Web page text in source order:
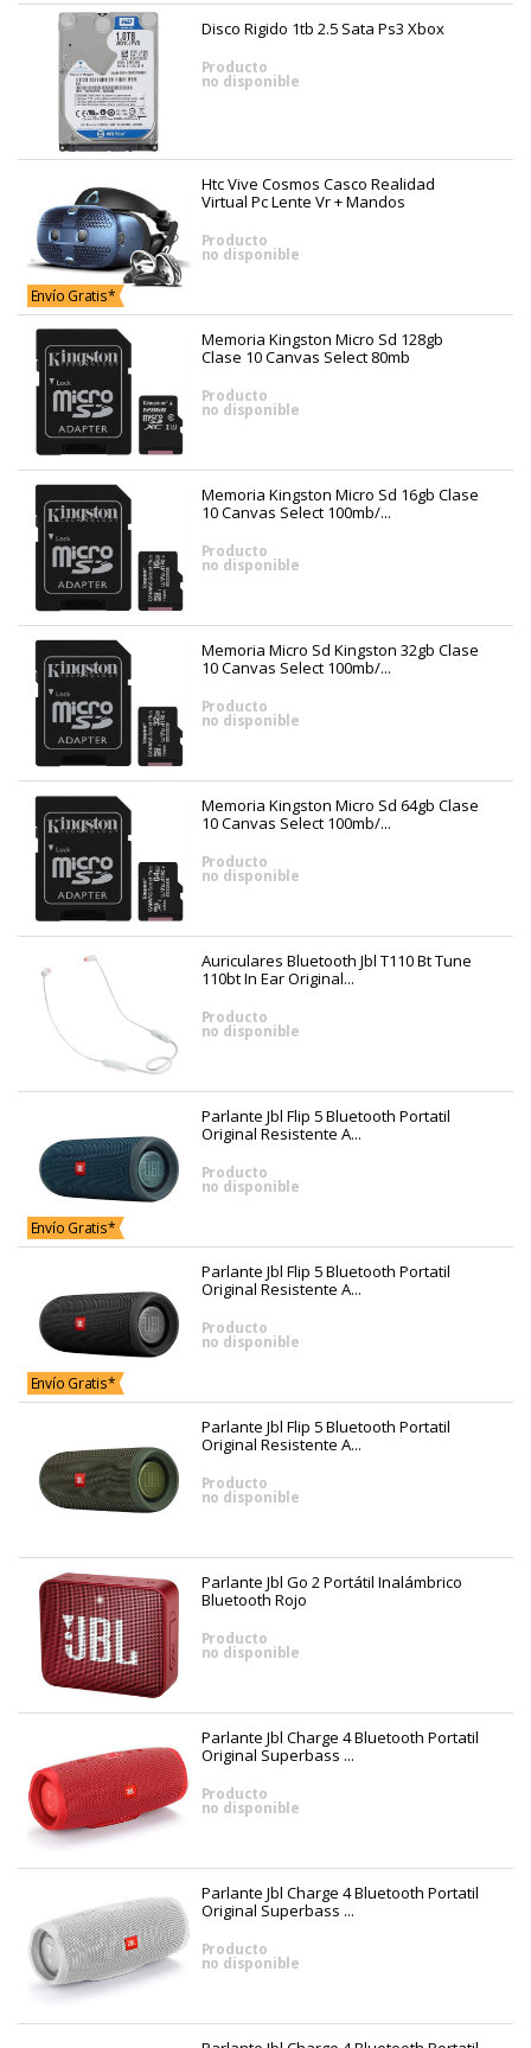
Disco Rigido 1tb 2.5 Sata Ps3 Xbox
Producto
no disponible
Envío Gratis*
Htc Vive Cosmos Casco Realidad
Virtual Pc Lente Vr + Mandos
Producto
no disponible
Memoria Kingston Micro Sd 128gb
Clase 10 Canvas Select 80mb
Producto
no disponible
Memoria Kingston Micro Sd 16gb Clase
10 Canvas Select 100mb/...
Producto
no disponible
Memoria Micro Sd Kingston 32gb Clase
10 Canvas Select 100mb/...
Producto
no disponible
Memoria Kingston Micro Sd 64gb Clase
10 Canvas Select 100mb/...
Producto
no disponible
Auriculares Bluetooth Jbl T110 Bt Tune
110bt In Ear Original...
Producto
no disponible
Envío Gratis*
Parlante Jbl Flip 5 Bluetooth Portatil
Original Resistente A...
Producto
no disponible
Envío Gratis*
Parlante Jbl Flip 5 Bluetooth Portatil
Original Resistente A...
Producto
no disponible
Parlante Jbl Flip 5 Bluetooth Portatil
Original Resistente A...
Producto
no disponible
Parlante Jbl Go 2 Portátil Inalámbrico
Bluetooth Rojo
Producto
no disponible
Parlante Jbl Charge 4 Bluetooth Portatil
Original Superbass ...
Producto
no disponible
Parlante Jbl Charge 4 Bluetooth Portatil
Original Superbass ...
Producto
no disponible